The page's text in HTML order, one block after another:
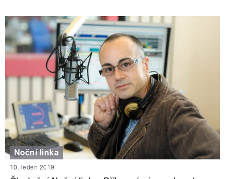
Noční linka
10. leden 2019